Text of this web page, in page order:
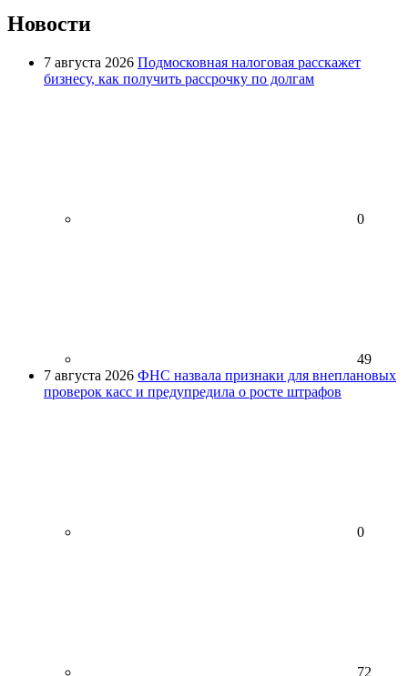
Новости
7 августа 2026 Подмосковная налоговая расскажет
бизнесу, как получить рассрочку по долгам
0
49
7 августа 2026 ФНС назвала признаки для внеплановых
проверок касс и предупредила о росте штрафов
0
72